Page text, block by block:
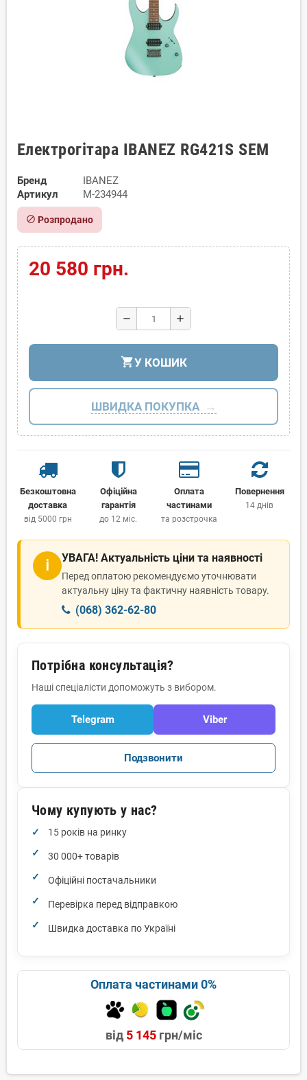
Електрогітара IBANEZ RG421S SEM
Бренд
IBANEZ
Артикул
M-234944
block Розпродано
20 580 грн.
remove add
shopping_cartУ КОШИК
ШВИДКА ПОКУПКА
Безкоштовна
доставка
від 5000 грн
Офіційна
гарантія
до 12 міс.
Оплата
частинами
та розстрочка
Повернення
14 днів
ℹ УВАГА! Актуальність ціни та наявності
Перед оплатою рекомендуємо уточнювати
актуальну ціну та фактичну наявність товару.
(068) 362-62-80
Потрібна консультація?
Наші спеціалісти допоможуть з вибором.
Telegram Viber
Подзвонити
Чому купують у нас?
15 років на ринку
30 000+ товарів
Офіційні постачальники
Перевірка перед відправкою
Швидка доставка по Україні
Оплата частинами 0%
від 5 145грн/міс